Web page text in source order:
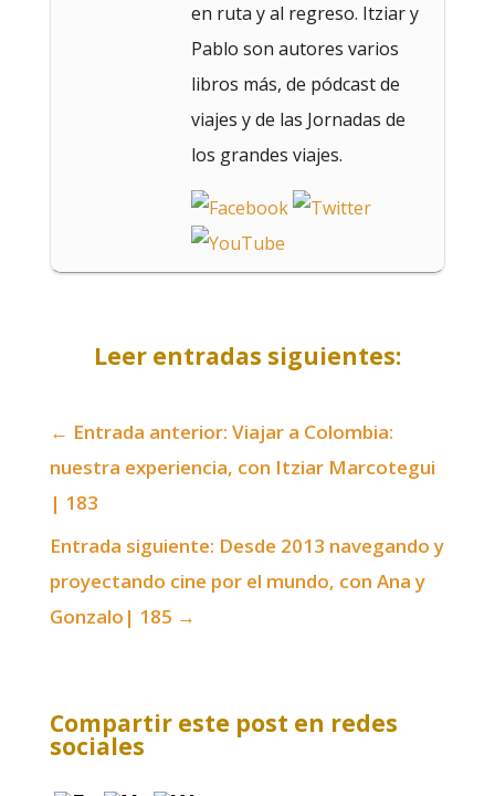
en ruta y al regreso. Itziar y
Pablo son autores varios
libros más, de pódcast de
viajes y de las Jornadas de
los grandes viajes.
Leer entradas siguientes:
← Entrada anterior: Viajar a Colombia:
nuestra experiencia, con Itziar Marcotegui
| 183
Entrada siguiente: Desde 2013 navegando y
proyectando cine por el mundo, con Ana y
Gonzalo| 185 →
Compartir este post en redes
sociales